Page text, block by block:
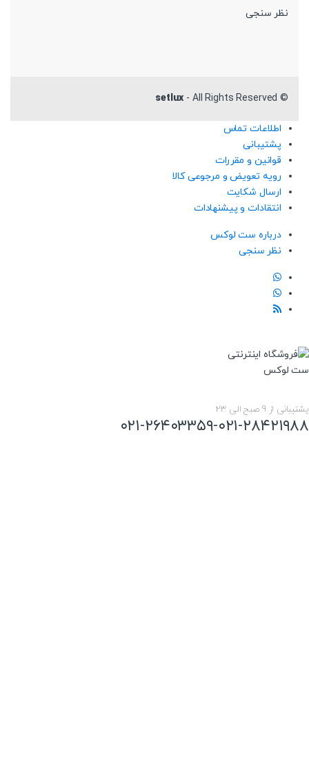
نظر سنجی
©
setlux - All Rights Reserved
اطلاعات تماس
پشتیبانی
قوانین و مقررات
رویه تعویض و مرجوعی کالا
ارسال شکایت
انتقادات و پیشنهادات
درباره ست لوکس
نظر سنجی
پشتیبانی از 9 صبح الی 23
۰۲۱-۲۶۴۰۳۳۵۹-۰۲۱-۲۸۴۲۱۹۸۸